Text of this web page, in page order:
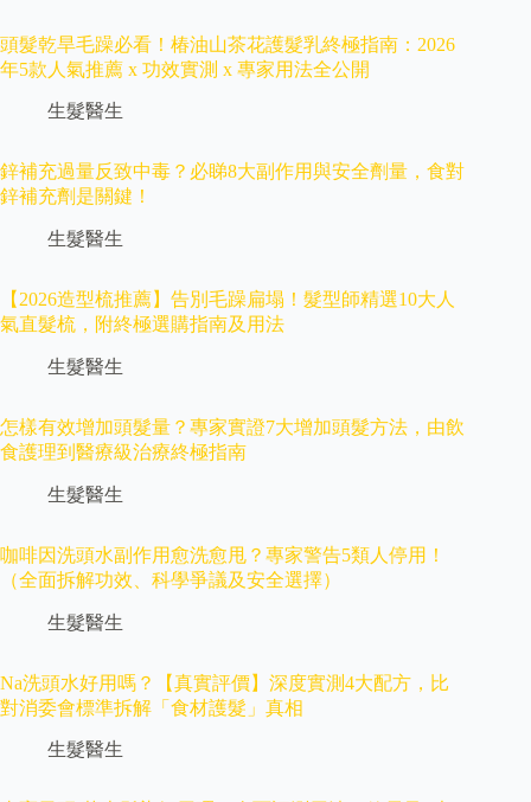
頭髮乾旱毛躁必看！椿油山茶花護髮乳終極指南：2026
年5款人氣推薦 x 功效實測 x 專家用法全公開
生髮醫生
鋅補充過量反致中毒？必睇8大副作用與安全劑量，食對
鋅補充劑是關鍵！
生髮醫生
【2026造型梳推薦】告別毛躁扁塌！髮型師精選10大人
氣直髮梳，附終極選購指南及用法
生髮醫生
怎樣有效增加頭髮量？專家實證7大增加頭髮方法，由飲
食護理到醫療級治療終極指南
生髮醫生
咖啡因洗頭水副作用愈洗愈甩？專家警告5類人停用！
（全面拆解功效、科學爭議及安全選擇）
生髮醫生
Na洗頭水好用嗎？【真實評價】深度實測4大配方，比
對消委會標準拆解「食材護髮」真相
生髮醫生